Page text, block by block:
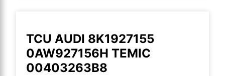
TCU AUDI 8K1927155
0AW927156H TEMIC
00403263B8